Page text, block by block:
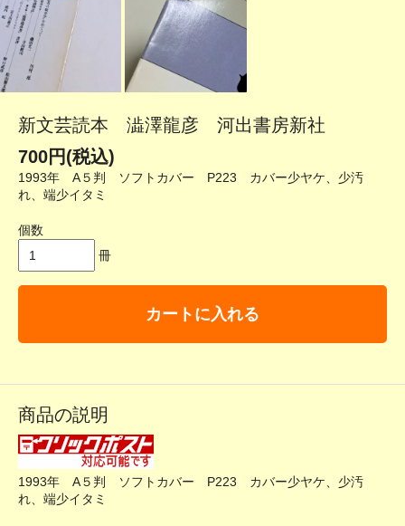
新文芸読本 澁澤龍彦 河出書房新社
700円(税込)
1993年 A５判 ソフトカバー P223 カバー少ヤケ、少汚
れ、端少イタミ
個数
冊
カートに入れる
商品の説明
1993年 A５判 ソフトカバー P223 カバー少ヤケ、少汚
れ、端少イタミ